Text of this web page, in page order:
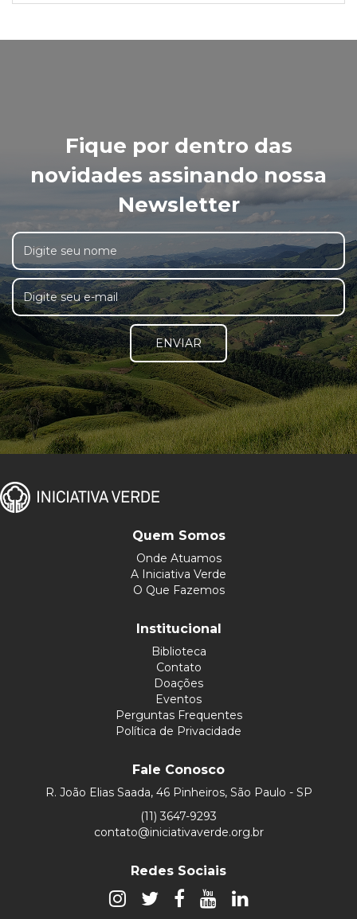
Fique por dentro das
novidades assinando nossa
Newsletter
ENVIAR
Quem Somos
Onde Atuamos
A Iniciativa Verde
O Que Fazemos
Institucional
Biblioteca
Contato
Doações
Eventos
Perguntas Frequentes
Política de Privacidade
Fale Conosco
R. João Elias Saada, 46 Pinheiros, São Paulo - SP
(11) 3647-9293
contato@iniciativaverde.org.br
Redes Sociais